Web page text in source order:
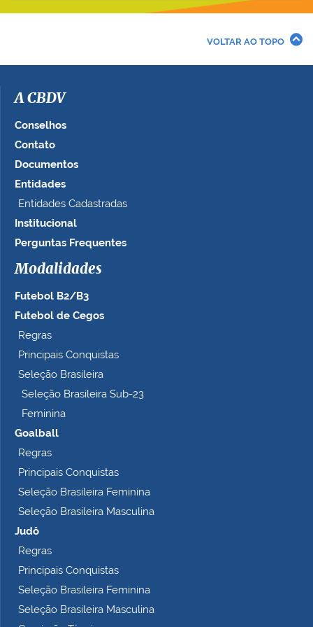
i
a
e
n
o
t
m
a
n
o
o
m
e
t
VOLTAR AO TOPO
A CBDV
Conselhos
Contato
Documentos
Entidades
Entidades Cadastradas
Institucional
Perguntas Frequentes
Modalidades
Futebol B2/B3
Futebol de Cegos
Regras
Principais Conquistas
Seleção Brasileira
Seleção Brasileira Sub-23
Feminina
Goalball
Regras
Principais Conquistas
Seleção Brasileira Feminina
Seleção Brasileira Masculina
Judô
Regras
Principais Conquistas
Seleção Brasileira Feminina
Seleção Brasileira Masculina